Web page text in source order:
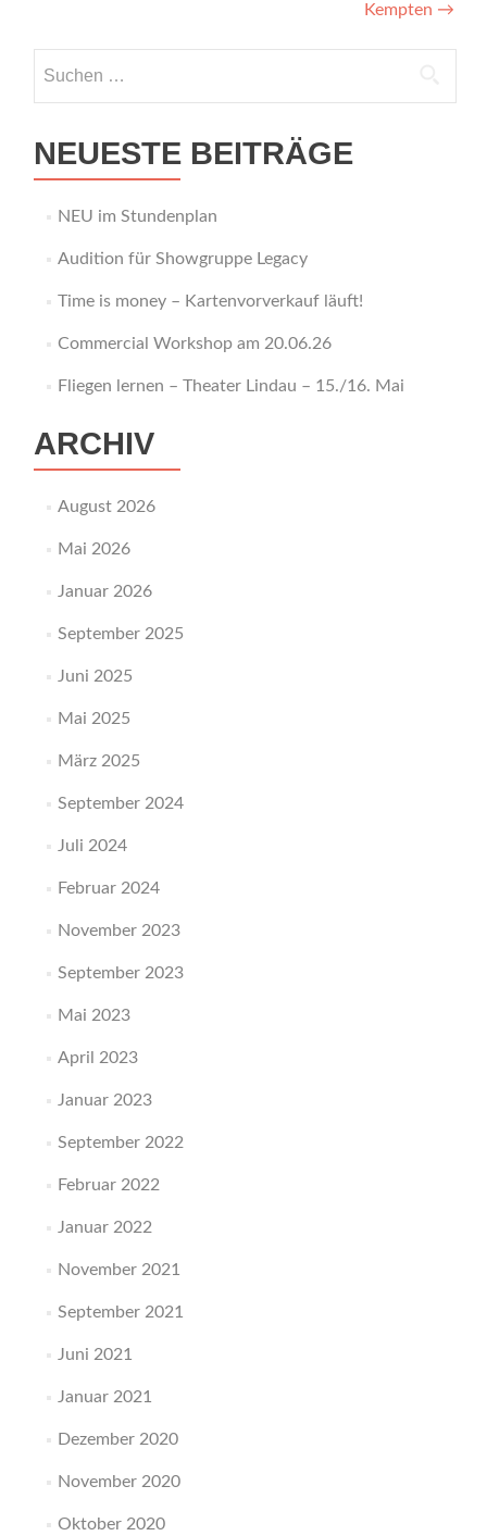
Kempten →
nach:
NEUESTE BEITRÄGE
NEU im Stundenplan
Audition für Showgruppe Legacy
Time is money – Kartenvorverkauf läuft!
Commercial Workshop am 20.06.26
Fliegen lernen – Theater Lindau – 15./16. Mai
ARCHIV
August 2026
Mai 2026
Januar 2026
September 2025
Juni 2025
Mai 2025
März 2025
September 2024
Juli 2024
Februar 2024
November 2023
September 2023
Mai 2023
April 2023
Januar 2023
September 2022
Februar 2022
Januar 2022
November 2021
September 2021
Juni 2021
Januar 2021
Dezember 2020
November 2020
Oktober 2020